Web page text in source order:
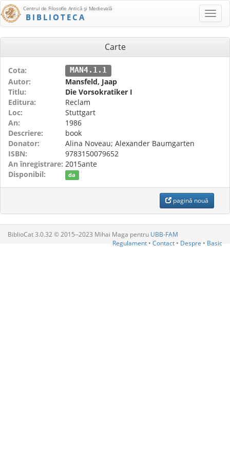
Centrul de Filosofie Antică şi Medievală
BIBLIOTECA
Carte
Cota: MAN4.1.1
Autor:
Mansfeld, Jaap
Titlu:
Die Vorsokratiker I
Editura:
Reclam
Loc:
Stuttgart
An:
1986
Descriere:
book
Donator:
Alina Noveau; Alexander Baumgarten
ISBN:
9783150079652
An înregistrare: 2015ante
Disponibil:
da
pagină nouă
BiblioCat 3.0.32 © 2015‒2023 Mihai Maga pentru UBB-FAM
Regulament • Contact • Despre • Basic